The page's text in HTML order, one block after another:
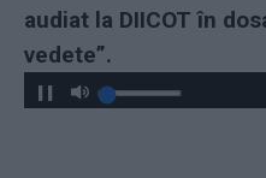
audiat la DIICOT în
vedete”.